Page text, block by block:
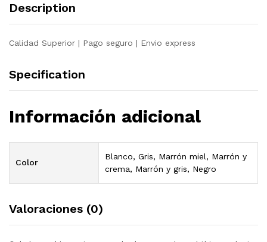
crema
Description
Calidad Superior | Pago seguro | Envio express
Specification
Información adicional
Color
Blanco, Gris, Marrón miel, Marrón y
crema, Marrón y gris, Negro
Valoraciones (0)